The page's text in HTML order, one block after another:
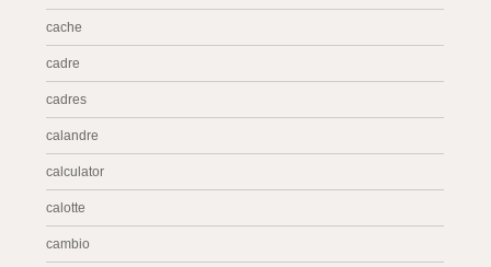
cache
cadre
cadres
calandre
calculator
calotte
cambio